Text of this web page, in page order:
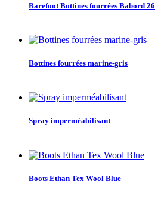
Barefoot Bottines fourrées Babord 26
Bottines fourrées marine-gris
Spray imperméabilisant
Boots Ethan Tex Wool Blue